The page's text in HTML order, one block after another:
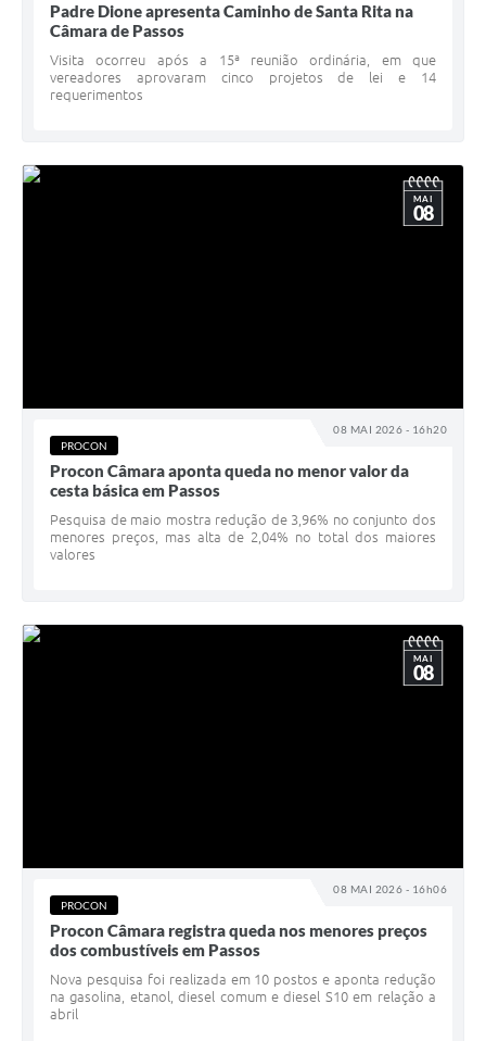
Padre Dione apresenta Caminho de Santa Rita na
Câmara de Passos
Visita ocorreu após a 15ª reunião ordinária, em que
vereadores aprovaram cinco projetos de lei e 14
requerimentos
08 MAI 2026 - 16h20
MAI
08
PROCON
Procon Câmara aponta queda no menor valor da
cesta básica em Passos
Pesquisa de maio mostra redução de 3,96% no conjunto dos
menores preços, mas alta de 2,04% no total dos maiores
valores
08 MAI 2026 - 16h06
MAI
08
PROCON
Procon Câmara registra queda nos menores preços
dos combustíveis em Passos
Nova pesquisa foi realizada em 10 postos e aponta redução
na gasolina, etanol, diesel comum e diesel S10 em relação a
abril